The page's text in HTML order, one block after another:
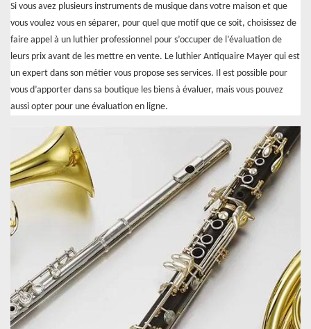
Si vous avez plusieurs instruments de musique dans votre maison et que
vous voulez vous en séparer, pour quel que motif que ce soit, choisissez de
faire appel à un luthier professionnel pour s’occuper de l’évaluation de
leurs prix avant de les mettre en vente. Le luthier Antiquaire Mayer qui est
un expert dans son métier vous propose ses services. Il est possible pour
vous d’apporter dans sa boutique les biens à évaluer, mais vous pouvez
aussi opter pour une évaluation en ligne.